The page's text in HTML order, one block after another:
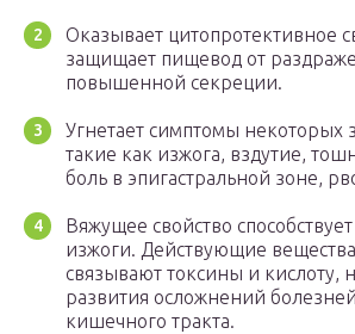
Оказывает цитопротективное
защищает пищевод от
повышенной секреции.
Угнетает симптомы некоторых
такие как изжога, вздутие,
боль в эпигастральной зоне,
Вяжущее свойство
изжоги. Действующие
связывают токсины и кислоту,
развития осложнений
кишечного тракта.